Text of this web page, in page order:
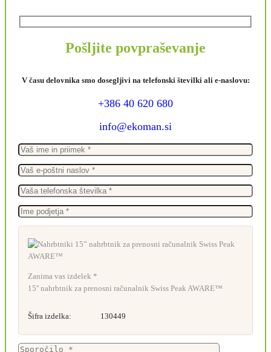
Pošljite povpraševanje
V času delovnika smo dosegljivi na telefonski številki ali e-naslovu:
+386 40 620 680
info@ekoman.si
Zanima vas izdelek *
15'' nahrbtnik za prenosni računalnik Swiss Peak AWARE™
Šifra izdelka: 130449